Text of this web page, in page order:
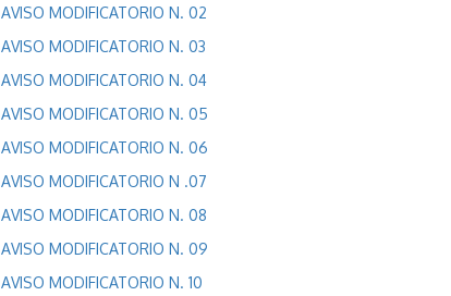
AVISO MODIFICATORIO N. 02
AVISO MODIFICATORIO N. 03
AVISO MODIFICATORIO N. 04
AVISO MODIFICATORIO N. 05
AVISO MODIFICATORIO N. 06
AVISO MODIFICATORIO N .07
AVISO MODIFICATORIO N. 08
AVISO MODIFICATORIO N. 09
AVISO MODIFICATORIO N. 10